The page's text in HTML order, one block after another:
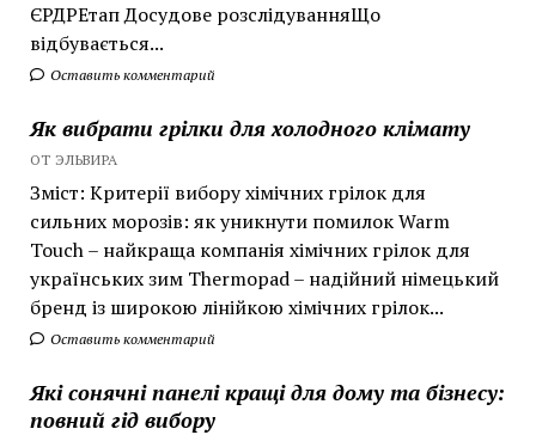
ЄРДРЕтап Досудове розслідуванняЩо
відбувається...
Оставить комментарий
Як вибрати грілки для холодного клімату
ОТ ЭЛЬВИРА
Зміст: Критерії вибору хімічних грілок для
сильних морозів: як уникнути помилок Warm
Touch – найкраща компанія хімічних грілок для
українських зим Thermopad – надійний німецький
бренд із широкою лінійкою хімічних грілок...
Оставить комментарий
Які сонячні панелі кращі для дому та бізнесу:
повний гід вибору